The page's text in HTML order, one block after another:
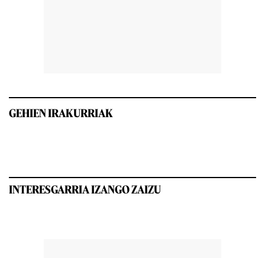
GEHIEN IRAKURRIAK
INTERESGARRIA IZANGO ZAIZU